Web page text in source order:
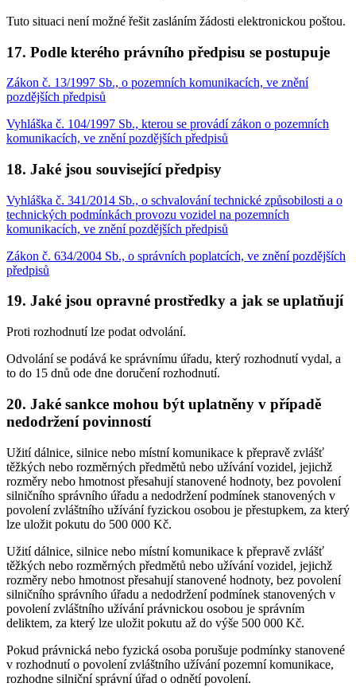
Tuto situaci není možné řešit zasláním žádosti elektronickou poštou.
17. Podle kterého právního předpisu se postupuje
Zákon č. 13/1997 Sb., o pozemních komunikacích, ve znění
pozdějších předpisů
Vyhláška č. 104/1997 Sb., kterou se provádí zákon o pozemních
komunikacích, ve znění pozdějších předpisů
18. Jaké jsou související předpisy
Vyhláška č. 341/2014 Sb., o schvalování technické způsobilosti a o
technických podmínkách provozu vozidel na pozemních
komunikacích, ve znění pozdějších předpisů
Zákon č. 634/2004 Sb., o správních poplatcích, ve znění pozdějších
předpisů
19. Jaké jsou opravné prostředky a jak se uplatňují
Proti rozhodnutí lze podat odvolání.
Odvolání se podává ke správnímu úřadu, který rozhodnutí vydal, a
to do 15 dnů ode dne doručení rozhodnutí.
20. Jaké sankce mohou být uplatněny v případě
nedodržení povinností
Užití dálnice, silnice nebo místní komunikace k přepravě zvlášť
těžkých nebo rozměrných předmětů nebo užívání vozidel, jejichž
rozměry nebo hmotnost přesahují stanovené hodnoty, bez povolení
silničního správního úřadu a nedodržení podmínek stanovených v
povolení zvláštního užívání fyzickou osobou je přestupkem, za který
lze uložit pokutu do 500 000 Kč.
Užití dálnice, silnice nebo místní komunikace k přepravě zvlášť
těžkých nebo rozměrných předmětů nebo užívání vozidel, jejichž
rozměry nebo hmotnost přesahují stanovené hodnoty, bez povolení
silničního správního úřadu a nedodržení podmínek stanovených v
povolení zvláštního užívání právnickou osobou je správním
deliktem, za který lze uložit pokutu až do výše 500 000 Kč.
Pokud právnická nebo fyzická osoba porušuje podmínky stanovené
v rozhodnutí o povolení zvláštního užívání pozemní komunikace,
rozhodne silniční správní úřad o odnětí povolení.